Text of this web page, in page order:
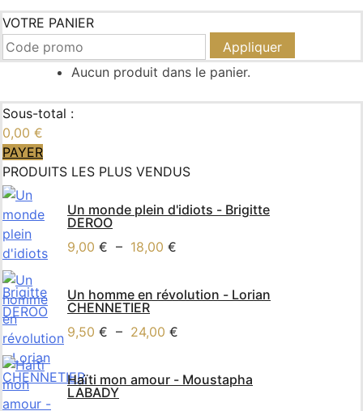
VOTRE PANIER
Appliquer
Aucun produit dans le panier.
Sous-total :
0,00 €
PAYER
PRODUITS LES PLUS VENDUS
Un monde plein d'idiots - Brigitte
DEROO
9,00 € – 18,00 €
Un homme en révolution - Lorian
CHENNETIER
9,50 € – 24,00 €
Haïti mon amour - Moustapha
LABADY